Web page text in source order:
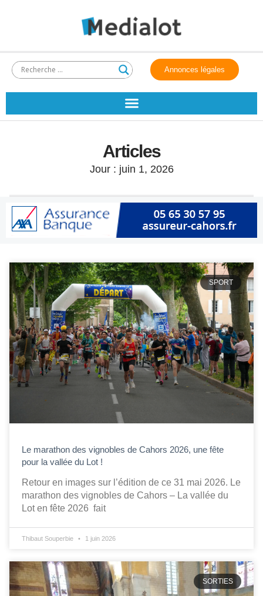
Annonces légales
Articles
Jour : juin 1, 2026
SPORT
Le marathon des vignobles de Cahors 2026, une fête
pour la vallée du Lot !
Retour en images sur l’édition de ce 31 mai 2026. Le
marathon des vignobles de Cahors – La vallée du
Lot en fête 2026 fait
Thibaut Souperbie 1 juin 2026
SORTIES